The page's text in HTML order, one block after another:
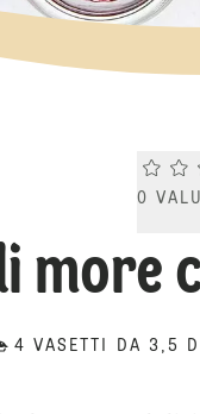
0
more
4 VASETTI DA 3,5